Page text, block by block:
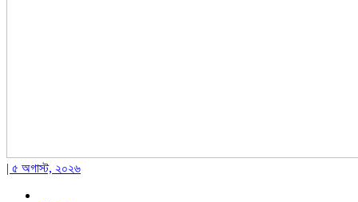
| ৫ অগাস্ট, ২০২৬